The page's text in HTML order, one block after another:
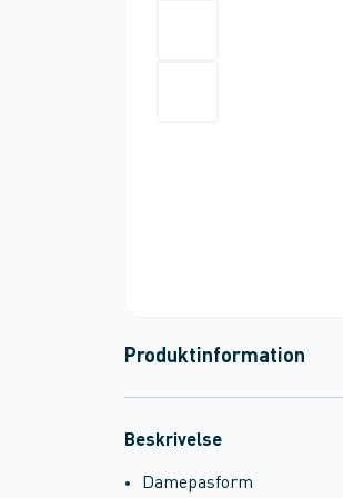
Produktinformation
Beskrivelse
Damepasform